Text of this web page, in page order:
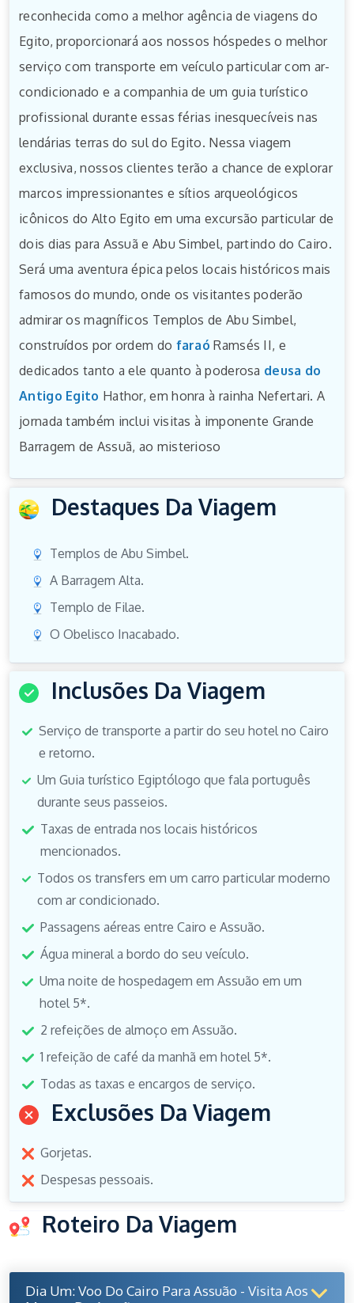
reconhecida como a melhor agência de viagens do
Egito, proporcionará aos nossos hóspedes o melhor
serviço com transporte em veículo particular com ar-
condicionado e a companhia de um guia turístico
profissional durante essas férias inesquecíveis nas
lendárias terras do sul do Egito. Nessa viagem
exclusiva, nossos clientes terão a chance de explorar
marcos impressionantes e sítios arqueológicos
icônicos do Alto Egito em uma excursão particular de
dois dias para Assuã e Abu Simbel, partindo do Cairo.
Será uma aventura épica pelos locais históricos mais
famosos do mundo, onde os visitantes poderão
admirar os magníficos Templos de Abu Simbel,
construídos por ordem do faraó Ramsés II, e
dedicados tanto a ele quanto à poderosa deusa do
Antigo Egito Hathor, em honra à rainha Nefertari. A
jornada também inclui visitas à imponente Grande
Barragem de Assuã, ao misterioso
Destaques Da Viagem
Templos de Abu Simbel.
A Barragem Alta.
Templo de Filae.
O Obelisco Inacabado.
Inclusões Da Viagem
Serviço de transporte a partir do seu hotel no Cairo
e retorno.
Um Guia turístico Egiptólogo que fala português
durante seus passeios.
Taxas de entrada nos locais históricos
mencionados.
Todos os transfers em um carro particular moderno
com ar condicionado.
Passagens aéreas entre Cairo e Assuão.
Água mineral a bordo do seu veículo.
Uma noite de hospedagem em Assuão em um
hotel 5*.
2 refeições de almoço em Assuão.
1 refeição de café da manhã em hotel 5*.
Todas as taxas e encargos de serviço.
Exclusões Da Viagem
Gorjetas.
Despesas pessoais.
Roteiro Da Viagem
Dia Um: Voo Do Cairo Para Assuão - Visita Aos